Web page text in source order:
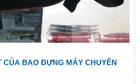
CỦA BAO ĐỰNG MÁY CHUYÊN